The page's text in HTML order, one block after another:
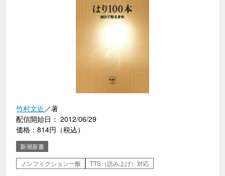
竹村文近／著
配信開始日： 2012/06/29
価格：814円（税込）
新潮新書
ノンフィクション一般
TTS（読み上げ）対応